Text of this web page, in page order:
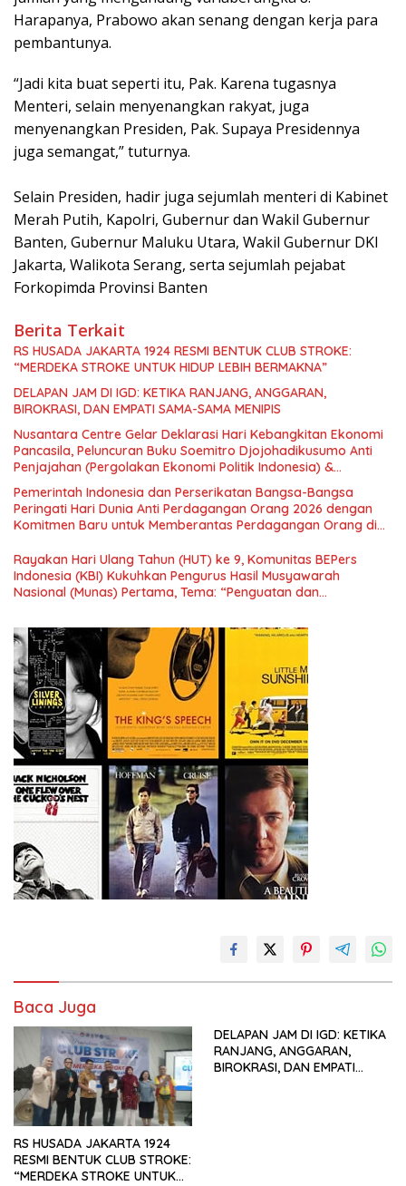
Harapanya, Prabowo akan senang dengan kerja para
pembantunya.
“Jadi kita buat seperti itu, Pak. Karena tugasnya
Menteri, selain menyenangkan rakyat, juga
menyenangkan Presiden, Pak. Supaya Presidennya
juga semangat,” tuturnya.
Selain Presiden, hadir juga sejumlah menteri di Kabinet
Merah Putih, Kapolri, Gubernur dan Wakil Gubernur
Banten, Gubernur Maluku Utara, Wakil Gubernur DKI
Jakarta, Walikota Serang, serta sejumlah pejabat
Forkopimda Provinsi Banten
Berita Terkait
RS HUSADA JAKARTA 1924 RESMI BENTUK CLUB STROKE:
“MERDEKA STROKE UNTUK HIDUP LEBIH BERMAKNA”
DELAPAN JAM DI IGD: KETIKA RANJANG, ANGGARAN,
BIROKRASI, DAN EMPATI SAMA-SAMA MENIPIS
Nusantara Centre Gelar Deklarasi Hari Kebangkitan Ekonomi
Pancasila, Peluncuran Buku Soemitro Djojohadikusumo Anti
Penjajahan (Pergolakan Ekonomi Politik Indonesia) &
Simposium Nasional “Urgensi Undang-Undang Perekonomian
Nasional dan Kesejahteraan Sosial dalam Menata Bangsa
Menuju Indonesia Emas 2045”,
Pemerintah Indonesia dan Perserikatan Bangsa-Bangsa
Peringati Hari Dunia Anti Perdagangan Orang 2026 dengan
Komitmen Baru untuk Memberantas Perdagangan Orang di
Rayakan Hari Ulang Tahun (HUT) ke 9, Komunitas BEPers
Indonesia (KBI) Kukuhkan Pengurus Hasil Musyawarah
Nasional (Munas) Pertama, Tema: “Penguatan dan
Indonesia dan Mancanegara”.
Baca Juga
RS HUSADA JAKARTA 1924
RESMI BENTUK CLUB STROKE:
“MERDEKA STROKE UNTUK
DELAPAN JAM DI IGD: KETIKA
RANJANG, ANGGARAN,
BIROKRASI, DAN EMPATI